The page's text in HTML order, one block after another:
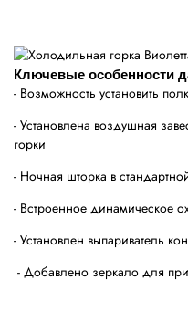
Ключевые особенности
- Возможность установить
- Установлена воздушная
горки
- Ночная шторка в
- Встроенное динамическое
- Установлен выпариватель
- Добавлено зеркало для